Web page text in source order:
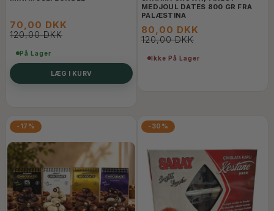
70,00 DKK
120,00 DKK
På Lager
LÆG I KURV
MEDJOUL DATES 800 GR FRA
PALÆSTINA
80,00 DKK
120,00 DKK
Ikke På Lager
-17% -30%